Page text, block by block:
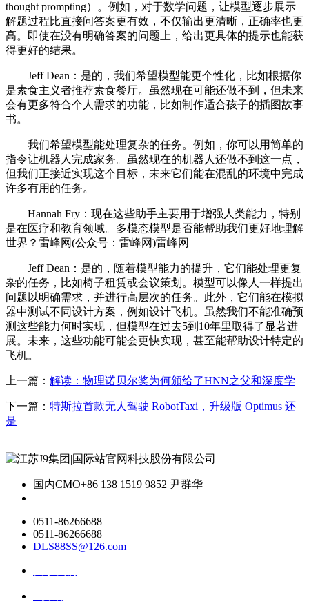
thought prompting）。例如，对于数学问题，让模型逐步展示
解题过程比直接问答案更有效，不仅输出更清晰，正确率也更
高。即使在没有明确答案的问题上，给出更具体的提示也能获
得更好的结果。
Jeff Dean：是的，我们希望模型能更个性化，比如根据你
是素食主义者推荐素食餐厅。虽然现在可能还做不到，但未来
会有更多符合个人需求的功能，比如制作适合孩子的插图故事
书。
我们希望模型能处理复杂的任务。例如，你可以用简单的
指令让机器人完成家务。虽然现在的机器人还做不到这一点，
但我们正接近实现这个目标，未来它们能在混乱的环境中完成
许多有用的任务。
Hannah Fry：现在这些助手主要用于增强人类能力，特别
是在医疗和教育领域。多模态模型是否能帮助我们更好地理解
世界？雷峰网(公众号：雷峰网)雷峰网
Jeff Dean：是的，随着模型能力的提升，它们能处理更复
杂的任务，比如椅子租赁或会议策划。模型可以像人一样提出
问题以明确需求，并进行高层次的任务。此外，它们能在模拟
器中测试不同设计方案，例如设计飞机。虽然我们不能准确预
测这些能力何时实现，但模型在过去5到10年里取得了显著进
展。未来，这些功能可能会更快实现，甚至能帮助设计特定的
飞机。
上一篇： 解读：物理诺贝尔奖为何颁给了HNN之父和深度学
下一篇： 特斯拉首款无人驾驶 RobotTaxi，升级版 Optimus 还
是
国内CMO+86 138 1519 9852 尹群华
0511-86266688
0511-86266688
DLS88SS@126.com